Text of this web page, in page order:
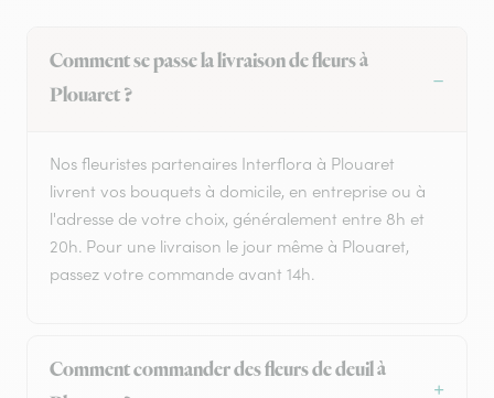
Comment se passe la livraison de fleurs à
Plouaret ?
Nos fleuristes partenaires Interflora à Plouaret
livrent vos bouquets à domicile, en entreprise ou à
l'adresse de votre choix, généralement entre 8h et
20h. Pour une livraison le jour même à Plouaret,
passez votre commande avant 14h.
Comment commander des fleurs de deuil à